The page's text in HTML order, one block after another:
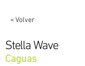
< Volver
Stella Wave
Caguas